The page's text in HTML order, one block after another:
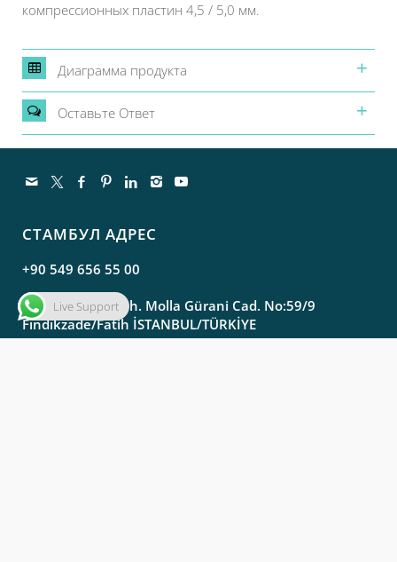
компрессионных пластин 4,5 / 5,0 мм.
Диаграмма продукта
Oставьте Oтвет
СТАМБУЛ АДРЕС
+90 549 656 55 00
Molla Gürani Mah. Molla Gürani Cad. No:59/9
Fındıkzade/Fatih İSTANBUL/TÜRKİYE
Live Support